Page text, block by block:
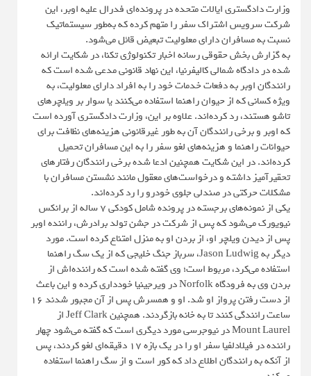
وزارت دادگستری ایالات متحده در پرونده‌ای فدرال علیه اوبر، این
شرکت سرویس اشتراک سفر را متهم کرده که به‌طور سیستماتیک
نسبت به مسافران دارای معلولیت تبعیض قائل می‌شود.
به گزارش بخش حقوقی رسانه اخبار تکنولوژی تکنا، در شکایت ارائه
شده در دادگاه شمالی کالیفرنیا، این نهاد قانونی مدعی شده است که
رانندگان اوبر به دفعات خدمات خود را به افراد دارای معلولیت، به
ویژه کسانی که از حیوان راهنما استفاده می‌کنند یا سوار بر ویلچرهای
تاشو هستند، رد کرده‌اند. علاوه بر این، وزارت دادگستری آورده است
که اوبر و برخی رانندگان آن به طور غیرقانونی هزینه‌های نظافت برای
حیوانات راهنما و هزینه‌های لغو سفر را به این مسافران تحمیل
کرده‌اند. در این شکایت همچنین ادعا شده برخی رانندگان رفتارهای
تحقیرآمیز داشته و درخواست‌های معقول مانند نشستن مسافران با
مشکلات حرکتی در صندلی جلوی خودرو را رد کرده‌اند.
یکی از نمونه‌های برجسته در پرونده شامل کودکی ۷ ساله از برانکس
نیویورک می‌شود که پس از شرکت در جشن تولد برادرش، راننده اوبر
پس از دیدن ویلچر او، از بردن او به منزل امتناع کرده است. مورد
دیگر به Jason Ludwig، سرباز جنگ خلیجی که از یک سگ راهنما
استفاده می‌کرد، مربوط است‌؛ وی گفته شده است که راننده‌اش از
بردن وی به فرودگاه Norfolk در ویرجینیا خودداری کرده و این باعث
از دست رفتن پرواز او شد. او و همسرش پس از آن مجبور شدند ۱۶
ساعت رانندگی کنند تا به خانه بازگردند. همچنین Jeff Clark از
Mount Laurel در نیوجرسی مورد دیگری است که گفته می‌شود چهار
راننده در فیلادلفیا سفر او را در یک بازه ۱۷ دقیقه‌ای لغو کردند، پس
از آنکه به رانندگان اطلاع داد که کور است و از سگ راهنما استفاده